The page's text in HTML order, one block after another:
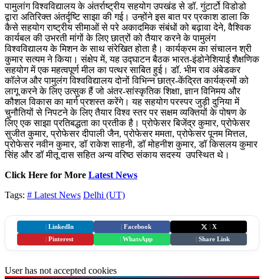
पामुलांग विश्वविद्यालय के अंतर्राष्ट्रीय सहयोग उपखंड से डॉ. गुंटार्टो विडोडो
द्वारा अतिरिक्त अंतर्दृष्टि साझा की गई। उन्होंने इस बात पर प्रकाश डाला कि
कैसे सहयोग राष्ट्रीय सीमाओं से परे अकादमिक संबंधों को बढ़ावा देने, वैश्विक
कार्यबल की उभरती मांगों के लिए छात्रों को तैयार करने के पामुलंग
विश्वविद्यालय के मिशन के साथ संरेखित होता है। कार्यक्रम का संचालन श्री
कुमार सत्यम ने किया। संक्षेप में, यह उद्घाटन बैठक भारत-इंडोनेशियाई शैक्षणिक
सहयोग में एक महत्वपूर्ण मील का पत्थर साबित हुई। डॉ. भीम राव अंबेडकर
कॉलेज और पामुलंग विश्वविद्यालय दोनों विभिन्न छात्र-केंद्रित कार्यक्रमों को
लागू करने के लिए उत्सुक हैं जो अंतर-सांस्कृतिक शिक्षा, ज्ञान विनिमय और
कौशल विकास का मार्ग प्रशस्त करेंगे। यह सहयोग परस्पर जुड़ी दुनिया में
चुनौतियों से निपटने के लिए तैयार विश्व स्तर पर सक्षम व्यक्तियों के पोषण के
लिए एक साझा प्रतिबद्धता का प्रतीक है। प्रोफेसर बिजेंद्र कुमार, प्रोफेसर
सुजीत कुमार, प्रोफेसर दीपाली जैन, प्रोफेसर ममता, प्रोफेसर पूनम मित्तल,
प्रोफेसर नवीन कुमार, डॉ राकेश साहनी, डॉ मोहनीश कुमार, डॉ किसलय कुमार
सिंह और डॉ मीतू दास सहित अन्य वरिष्ठ संकाय सदस्य उपस्थित थे।
Click Here for More Latest News
Tags: # Latest News Delhi (UT)
LinkedIn Facebook
X
Pinterest WhatsApp Share Link
User has not accepted cookies